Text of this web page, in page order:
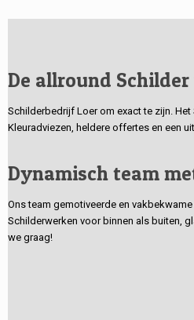
De allround
Schilderbedrijf Loer om exact te zijn.
Kleuradviezen, heldere offertes en een
Dynamisch team
Ons team gemotiveerde en
Schilderwerken voor binnen als buiten,
we graag!